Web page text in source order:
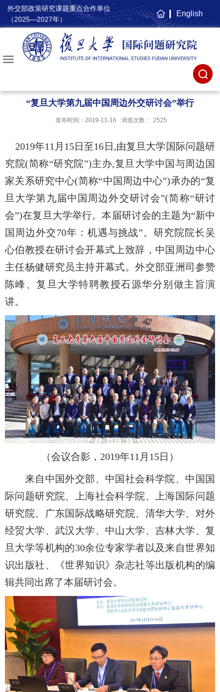
外交部政策研究课题重点合作单位
（2025—2027年）
主
页
English
“复旦大学第九届中国周边外交研讨会”举行
发布时间：2019-11-16 浏览次数： 2525
2019年11 月 15日至16 日,由复旦大学国际问题研
究院(简称“研究院”)主办,复旦大学中国与周边国
家关系研究中心(简称“中国周边中心”)承办的“复
旦大学第九届中国周边外交研讨会”(简称“研讨
会”)在复旦大学举行。本届研讨会的主题为“新中
国周边外交70年：机遇与挑战”。研究院院长吴
心伯教授在研讨会开幕式上致辞，中国周边中心
主任杨健研究员主持开幕式。外交部亚洲司参赞
陈峰、复旦大学特聘教授石源华分别做主旨演
讲。
（会议合影，2019年11月15日）
来自中国外交部、中国社会科学院、中国国
际问题研究院、上海社会科学院、上海国际问题
研究院、广东国际战略研究院、清华大学、对外
经贸大学、武汉大学、中山大学、吉林大学、复
旦大学等机构的30余位专家学者以及来自世界知
识出版社、《世界知识》杂志社等出版机构的编
辑共同出席了本届研讨会。